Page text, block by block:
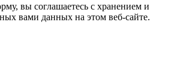
вы соглашаетесь с хранением и
вами данных на этом веб-сайте.